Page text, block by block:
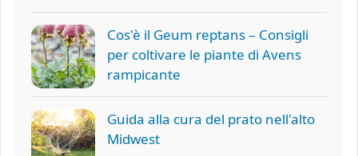
Cos'è il Geum reptans – Consigli
per coltivare le piante di Avens
rampicante
Guida alla cura del prato nell'alto
Midwest